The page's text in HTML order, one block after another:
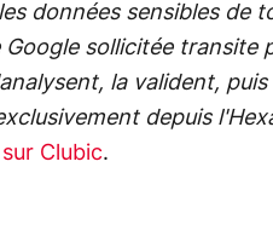
données sensibles de
sollicitée transite
la valident,
depuis
Clubic.